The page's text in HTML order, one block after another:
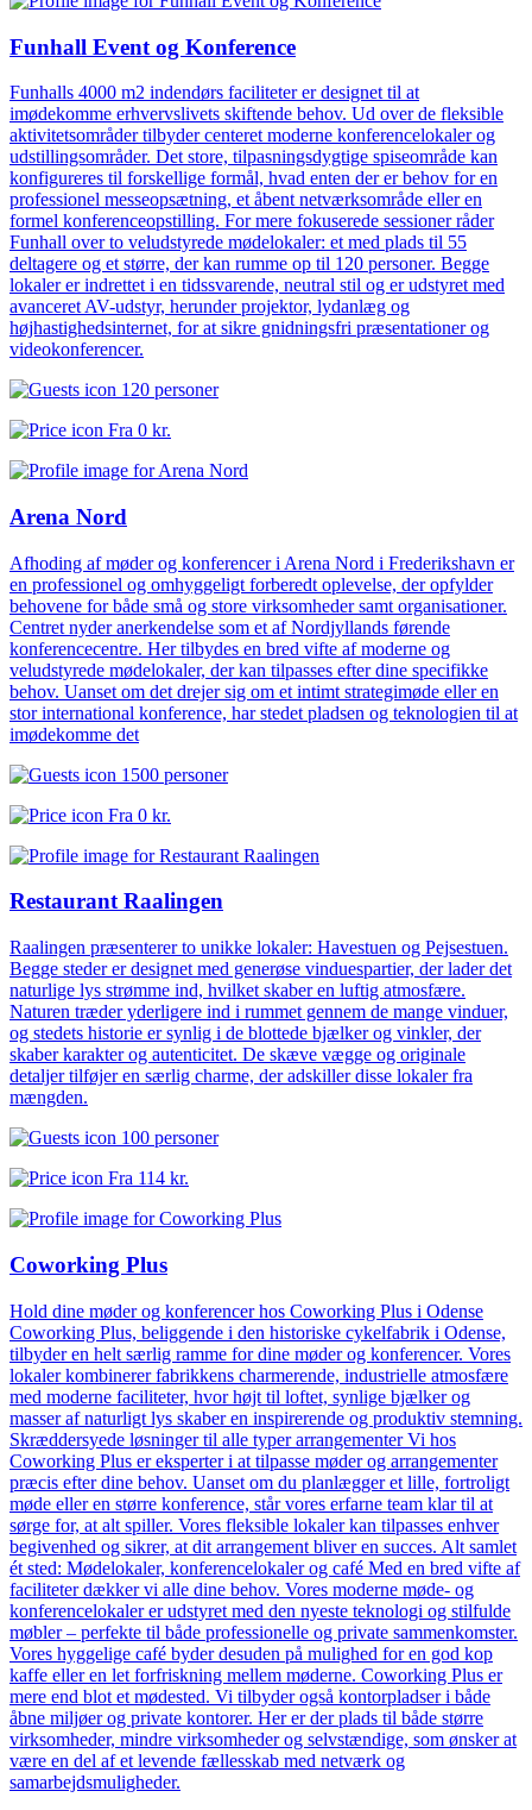
Funhall Event og Konference
Funhalls 4000 m2 indendørs faciliteter er designet til at
imødekomme erhvervslivets skiftende behov. Ud over de fleksible
aktivitetsområder tilbyder centeret moderne konferencelokaler og
udstillingsområder. Det store, tilpasningsdygtige spiseområde kan
konfigureres til forskellige formål, hvad enten der er behov for en
professionel messeopsætning, et åbent netværksområde eller en
formel konferenceopstilling. For mere fokuserede sessioner råder
Funhall over to veludstyrede mødelokaler: et med plads til 55
deltagere og et større, der kan rumme op til 120 personer. Begge
lokaler er indrettet i en tidssvarende, neutral stil og er udstyret med
avanceret AV-udstyr, herunder projektor, lydanlæg og
højhastighedsinternet, for at sikre gnidningsfri præsentationer og
videokonferencer.
120 personer
Fra 0 kr.
Arena Nord
Afhoding af møder og konferencer i Arena Nord i Frederikshavn er
en professionel og omhyggeligt forberedt oplevelse, der opfylder
behovene for både små og store virksomheder samt organisationer.
Centret nyder anerkendelse som et af Nordjyllands førende
konferencecentre. Her tilbydes en bred vifte af moderne og
veludstyrede mødelokaler, der kan tilpasses efter dine specifikke
behov. Uanset om det drejer sig om et intimt strategimøde eller en
stor international konference, har stedet pladsen og teknologien til at
imødekomme det
1500 personer
Fra 0 kr.
Restaurant Raalingen
Raalingen præsenterer to unikke lokaler: Havestuen og Pejsestuen.
Begge steder er designet med generøse vinduespartier, der lader det
naturlige lys strømme ind, hvilket skaber en luftig atmosfære.
Naturen træder yderligere ind i rummet gennem de mange vinduer,
og stedets historie er synlig i de blottede bjælker og vinkler, der
skaber karakter og autenticitet. De skæve vægge og originale
detaljer tilføjer en særlig charme, der adskiller disse lokaler fra
mængden.
100 personer
Fra 114 kr.
Coworking Plus
Hold dine møder og konferencer hos Coworking Plus i Odense
Coworking Plus, beliggende i den historiske cykelfabrik i Odense,
tilbyder en helt særlig ramme for dine møder og konferencer. Vores
lokaler kombinerer fabrikkens charmerende, industrielle atmosfære
med moderne faciliteter, hvor højt til loftet, synlige bjælker og
masser af naturligt lys skaber en inspirerende og produktiv stemning.
Skræddersyede løsninger til alle typer arrangementer Vi hos
Coworking Plus er eksperter i at tilpasse møder og arrangementer
præcis efter dine behov. Uanset om du planlægger et lille, fortroligt
møde eller en større konference, står vores erfarne team klar til at
sørge for, at alt spiller. Vores fleksible lokaler kan tilpasses enhver
begivenhed og sikrer, at dit arrangement bliver en succes. Alt samlet
ét sted: Mødelokaler, konferencelokaler og café Med en bred vifte af
faciliteter dækker vi alle dine behov. Vores moderne møde- og
konferencelokaler er udstyret med den nyeste teknologi og stilfulde
møbler – perfekte til både professionelle og private sammenkomster.
Vores hyggelige café byder desuden på mulighed for en god kop
kaffe eller en let forfriskning mellem møderne. Coworking Plus er
mere end blot et mødested. Vi tilbyder også kontorpladser i både
åbne miljøer og private kontorer. Her er der plads til både større
virksomheder, mindre virksomheder og selvstændige, som ønsker at
være en del af et levende fællesskab med netværk og
samarbejdsmuligheder.